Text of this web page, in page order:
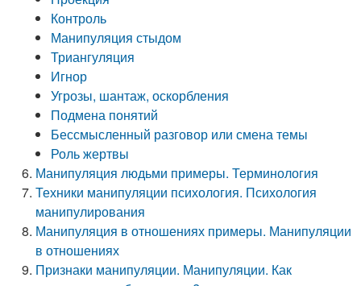
Контроль
Манипуляция стыдом
Триангуляция
Игнор
Угрозы, шантаж, оскорбления
Подмена понятий
Бессмысленный разговор или смена темы
Роль жертвы
Манипуляция людьми примеры. Терминология
Техники манипуляции психология. Психология
манипулирования
Манипуляция в отношениях примеры. Манипуляции
в отношениях
Признаки манипуляции. Манипуляции. Как